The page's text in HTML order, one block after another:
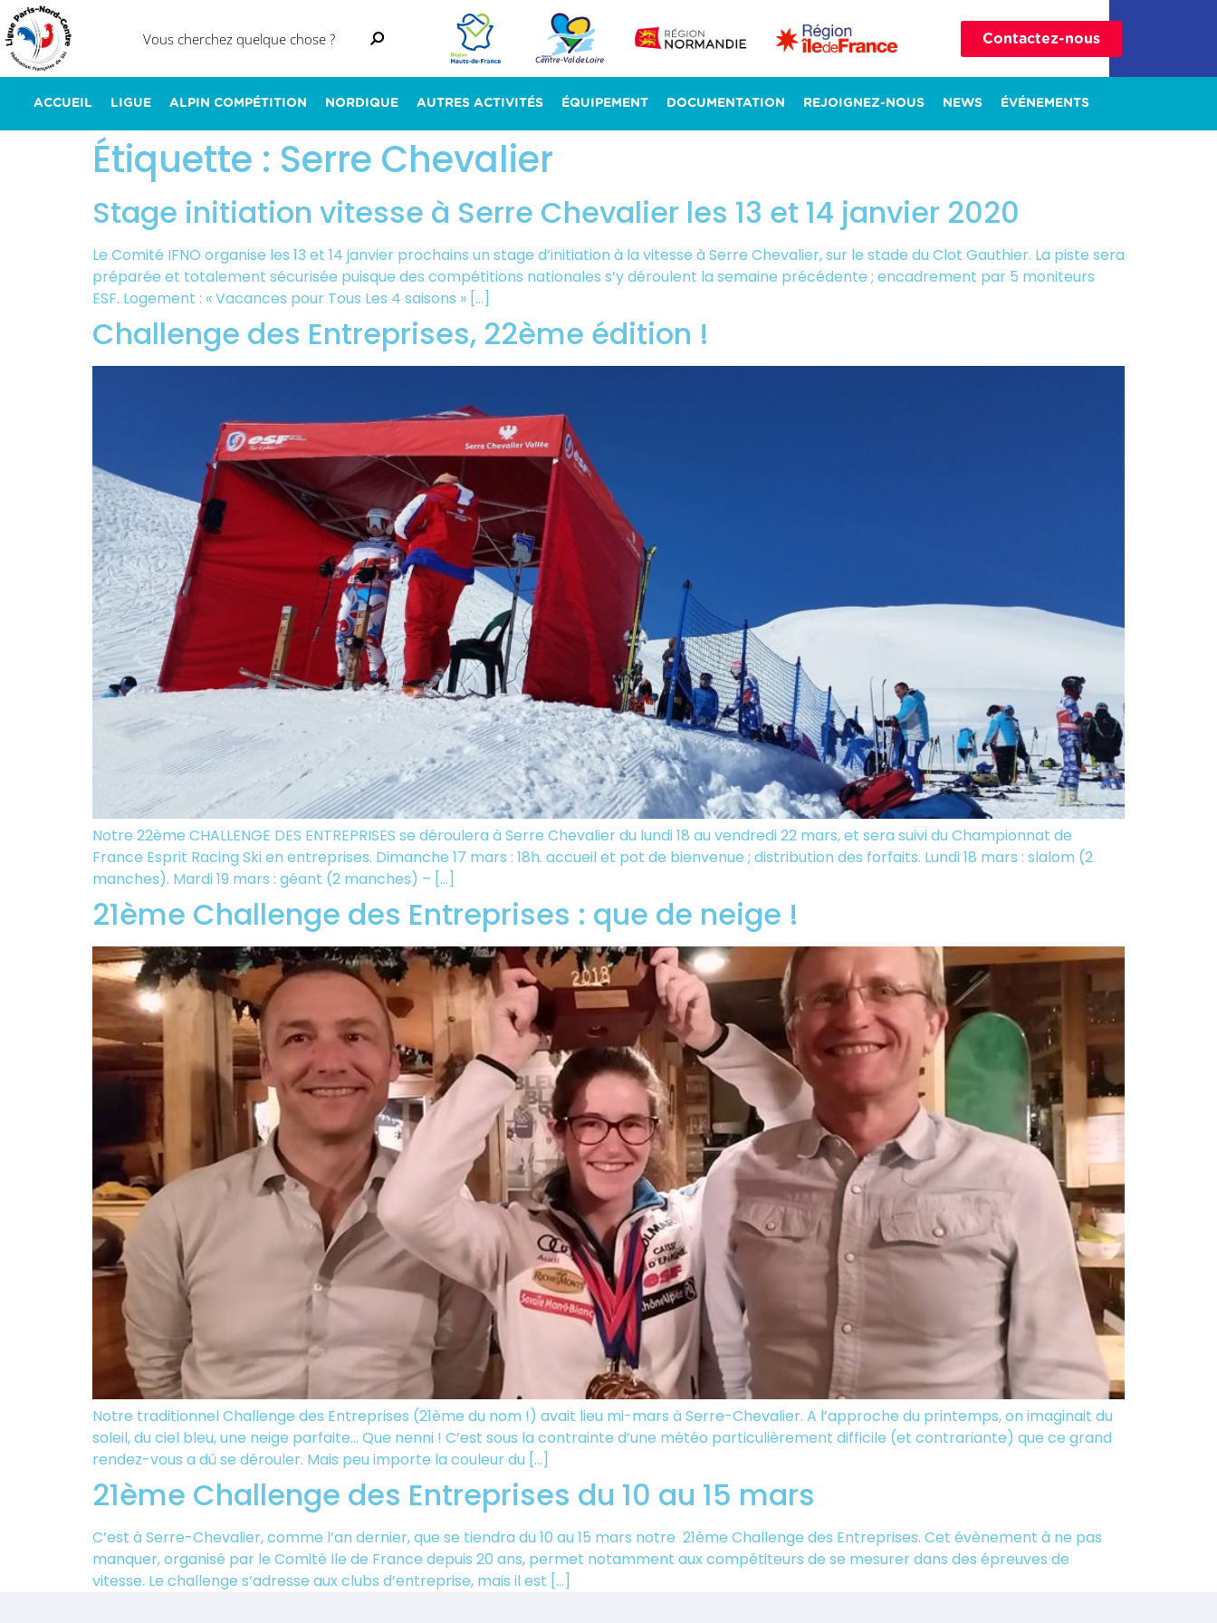
Contactez-nous
ACCUEIL LIGUE ALPIN COMPÉTITION NORDIQUE AUTRES ACTIVITÉS ÉQUIPEMENT DOCUMENTATION REJOIGNEZ-NOUS NEWS ÉVÉNEMENTS
Étiquette : Serre Chevalier
Stage initiation vitesse à Serre Chevalier les 13 et 14 janvier 2020
Le Comité IFNO organise les 13 et 14 janvier prochains un stage d’initiation à la vitesse à Serre Chevalier, sur le stade du Clot Gauthier. La piste sera
préparée et totalement sécurisée puisque des compétitions nationales s’y déroulent la semaine précédente ; encadrement par 5 moniteurs
ESF. Logement : « Vacances pour Tous Les 4 saisons » […]
Challenge des Entreprises, 22ème édition !
Notre 22ème CHALLENGE DES ENTREPRISES se déroulera à Serre Chevalier du lundi 18 au vendredi 22 mars, et sera suivi du Championnat de
France Esprit Racing Ski en entreprises. Dimanche 17 mars : 18h. accueil et pot de bienvenue ; distribution des forfaits. Lundi 18 mars : slalom (2
manches). Mardi 19 mars : géant (2 manches) – […]
21ème Challenge des Entreprises : que de neige !
Notre traditionnel Challenge des Entreprises (21ème du nom !) avait lieu mi-mars à Serre-Chevalier. A l’approche du printemps, on imaginait du
soleil, du ciel bleu, une neige parfaite… Que nenni ! C’est sous la contrainte d’une météo particulièrement difficile (et contrariante) que ce grand
rendez-vous a dû se dérouler. Mais peu importe la couleur du […]
21ème Challenge des Entreprises du 10 au 15 mars
C’est à Serre-Chevalier, comme l’an dernier, que se tiendra du 10 au 15 mars notre 21ème Challenge des Entreprises. Cet évènement à ne pas
manquer, organisé par le Comité Ile de France depuis 20 ans, permet notamment aux compétiteurs de se mesurer dans des épreuves de
vitesse. Le challenge s’adresse aux clubs d’entreprise, mais il est […]